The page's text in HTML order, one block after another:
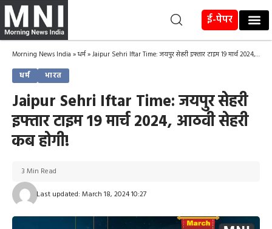
ई-पेपर
Morning News India »धर्म»Jaipur Sehri Iftar Time: जयपुर सेहरी इफ्तार टाइम 19 मार्च 2024, आठवी सेहरी कब होगी!
धर्म भारत
Jaipur Sehri Iftar Time: जयपुर सेहरी
इफ्तार टाइम 19 मार्च 2024, आठवी सेहरी
कब होगी!
Last updated: March 18, 2024 10:27
3 Min Read